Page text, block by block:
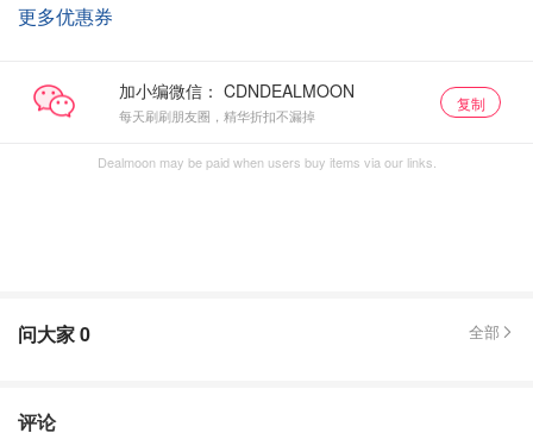
更多优惠券
加小编微信：
每天刷刷朋友圈，精华折扣不漏掉
复制
Dealmoon may be paid when users buy items via our links.
问大家0 全部
评论